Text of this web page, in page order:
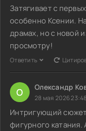
Затягивает с
особенно Ксении.
драмах, но с новой
просмотру!
Ответить
О Олександр
28 мая 2026 23:48
Интригующий
фигурного катания.